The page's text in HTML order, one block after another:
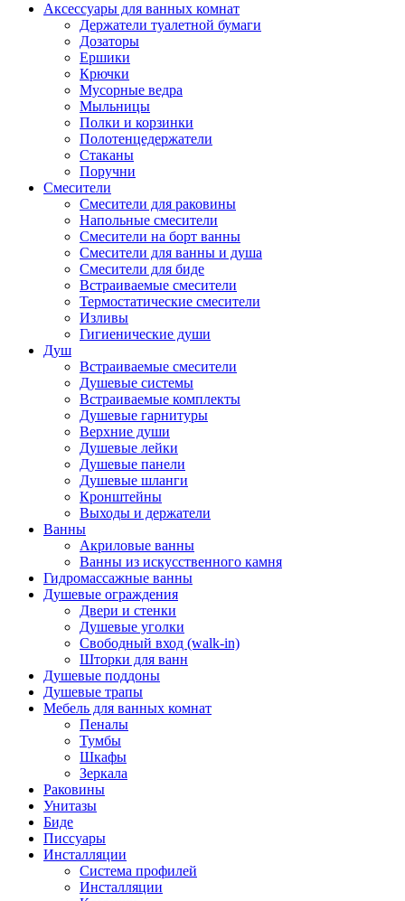
Аксессуары для ванных комнат
Держатели туалетной бумаги
Дозаторы
Ершики
Крючки
Мусорные ведра
Мыльницы
Полки и корзинки
Полотенцедержатели
Стаканы
Поручни
Смесители
Смесители для раковины
Напольные смесители
Смесители на борт ванны
Смесители для ванны и душа
Смесители для биде
Встраиваемые смесители
Термостатические смесители
Изливы
Гигиенические души
Душ
Встраиваемые смесители
Душевые системы
Встраиваемые комплекты
Душевые гарнитуры
Верхние души
Душевые лейки
Душевые панели
Душевые шланги
Кронштейны
Выходы и держатели
Ванны
Акриловые ванны
Ванны из искусственного камня
Гидромассажные ванны
Душевые ограждения
Двери и стенки
Душевые уголки
Свободный вход (walk-in)
Шторки для ванн
Душевые поддоны
Душевые трапы
Мебель для ванных комнат
Пеналы
Тумбы
Шкафы
Зеркала
Раковины
Унитазы
Биде
Писсуары
Инсталляции
Система профилей
Инсталляции